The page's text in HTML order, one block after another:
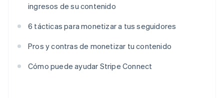
ingresos de su contenido
6 tácticas para monetizar a tus seguidores
Pros y contras de monetizar tu contenido
Cómo puede ayudar Stripe Connect